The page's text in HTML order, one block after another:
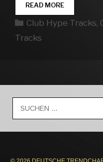
READ MORECLUB
HYPE
TRACKS
Kategorien
Club Hype Tracks,
Tracks
nach: